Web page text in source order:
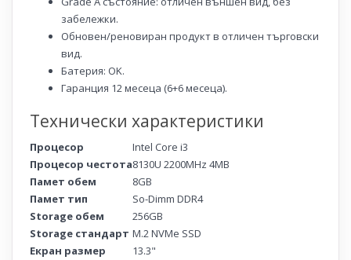
забележки.
Обновен/реновиран продукт в отличен търговски
вид.
Батерия: OK.
Гаранция 12 месеца (6+6 месеца).
Технически характеристики
Процесор
Intel Core i3
Процесор честота8130U 2200MHz 4MB
Памет обем
8GB
Памет тип
So-Dimm DDR4
Storage обем
256GB
Storage стандарт M.2 NVMe SSD
Екран размер
13.3"